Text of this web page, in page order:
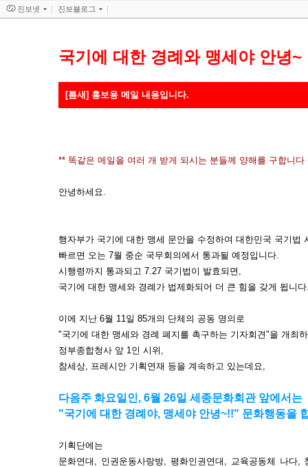
국기에 대한 경례와 맹세야 안녕~
[틈새] 홍보용 메일 내용입니다.
** 똑같은 메일을 여러 개 받게 되시는 분들께 양해를 구합니다
안녕하세요.
행자부가 국기에 대한 맹세 문안을 수정하여 대한민국 국기법
빠르면 오는 7월 중순 국무회의에서 통과될 예정입니다.
시행령까지 통과되고 7.27 국기법이 발효되면,
국기에 대한 맹세와 경례가 법제화되어 더 큰 힘을 갖게 됩니
이에 지난 6월 11일 85개의 단체의 공동 명의로
"국기에 대한 맹세와 경례 폐지를 촉구하는 기자회견"을 개최
정부종합청사 앞 1인 시위,
참세상, 프레시안 기획연재 등을 계속하고 있는데요,
다음주 화요일인, 6월 26일 세종문화회관 앞에서는
"국기에 대한 경례야, 맹세야 안녕~!!" 문화행동을
기획단에는
문화연대, 인권운동사랑방, 평화인권연대, 교육공동체 나다,
진보넷 진보블로그